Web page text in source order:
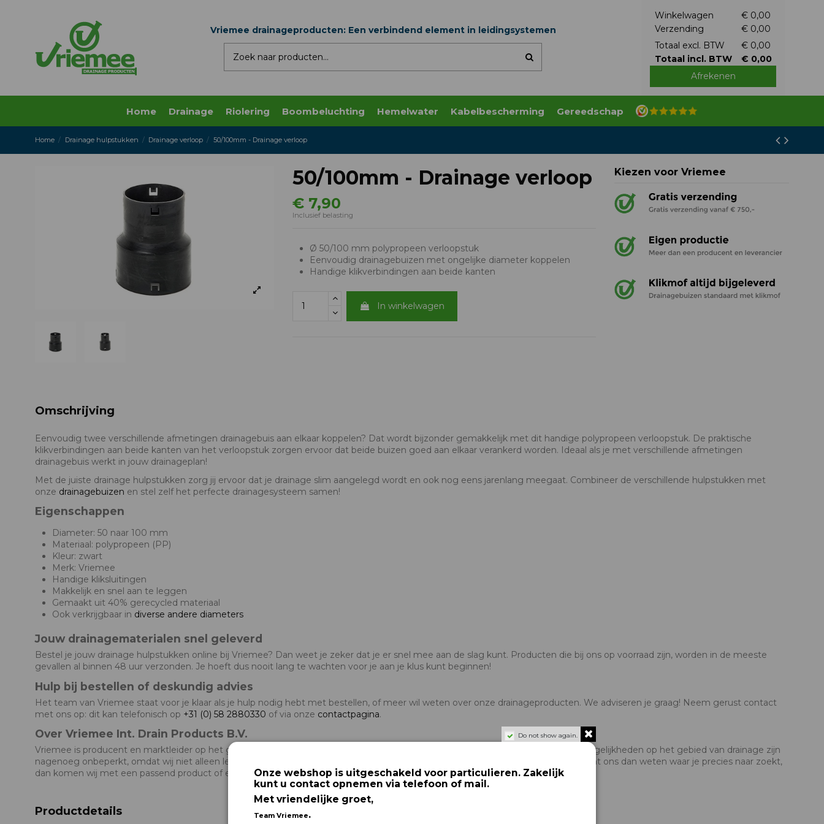
Vriemee drainageproducten: Een verbindend element in leidingsystemen
Winkelwagen
€ 0,00
Verzending
€ 0,00
Totaal excl. BTW
€ 0,00
Totaal incl. BTW
€ 0,00
Afrekenen
Home Drainage Riolering Boombeluchting Hemelwater Kabelbescherming Gereedschap
Home Drainage hulpstukken Drainage verloop 50/100mm - Drainage verloop
50/100mm - Drainage verloop
€ 7,90
Inclusief belasting
Ø 50/100 mm polypropeen verloopstuk
Eenvoudig drainagebuizen met ongelijke diameter koppelen
Handige klikverbindingen aan beide kanten
In winkelwagen
Kiezen voor Vriemee
Omschrijving
Eenvoudig twee verschillende afmetingen drainagebuis aan elkaar koppelen? Dat wordt bijzonder gemakkelijk met dit handige polypropeen verloopstuk. De praktische
klikverbindingen aan beide kanten van het verloopstuk zorgen ervoor dat beide buizen goed aan elkaar verankerd worden. Ideaal als je met verschillende afmetingen
drainagebuis werkt in jouw drainageplan!
Met de juiste drainage hulpstukken zorg jij ervoor dat je drainage slim aangelegd wordt en ook nog eens jarenlang meegaat. Combineer de verschillende hulpstukken met
onze drainagebuizen en stel zelf het perfecte drainagesysteem samen!
Eigenschappen
Diameter: 50 naar 100 mm
Materiaal: polypropeen (PP)
Kleur: zwart
Merk: Vriemee
Handige kliksluitingen
Makkelijk en snel aan te leggen
Gemaakt uit 40% gerecycled materiaal
Ook verkrijgbaar in diverse andere diameters
Jouw drainagematerialen snel geleverd
Bestel je jouw drainage hulpstukken online bij Vriemee? Dan weet je zeker dat je er snel mee aan de slag kunt. Producten die bij ons op voorraad zijn, worden in de meeste
gevallen al binnen 48 uur verzonden. Je hoeft dus nooit lang te wachten voor je aan je klus kunt beginnen!
Hulp bij bestellen of deskundig advies
Het team van Vriemee staat voor je klaar als je hulp nodig hebt met bestellen, of meer wil weten over onze drainageproducten. We adviseren je graag! Neem gerust contact
met ons op: dit kan telefonisch op +31 (0) 58 2880330 of via onze contactpagina.
Over Vriemee Int. Drain Products B.V.
Vriemee is producent en marktleider op het gebied van drainage hulpstukken voor land- en tuinbouw, weg- en waterbouw. De mogelijkheden op het gebied van drainage zijn
nagenoeg onbeperkt, omdat wij niet alleen leverancier maar ook producent zijn. Staat wat je nodig hebt niet in onze webshop? Laat ons dan weten waar je precies naar zoekt,
dan komen wij met een passend product of een alternatieve oplossing.
Productdetails
Do not show again.
Onze webshop is uitgeschakeld voor particulieren. Zakelijk
kunt u contact opnemen via telefoon of mail.
Met vriendelijke groet,
Team Vriemee.